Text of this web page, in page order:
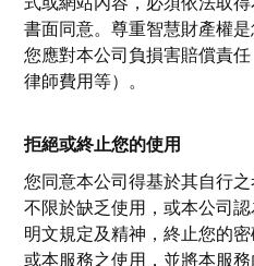
書面同意。尊重智慧財產權
您應對本公司負損害賠償責
律師費用等）。
拒絕或終止您的使用
您同意本公司得基於其自行
不限於缺乏使用，或本公司
明文規定及精神，終止您的
或本服務之使用，並將本服